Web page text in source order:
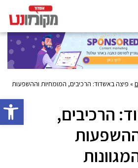
פתח
» פיצה באשדוד: הרכיבים, המומחיות וההשפעות
הרכיבים,